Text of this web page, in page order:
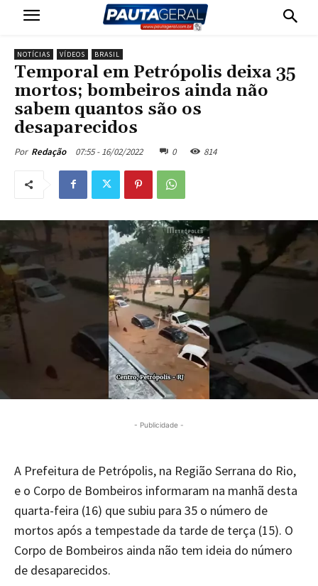
NOTÍCIAS VÍDEOS BRASIL
Temporal em Petrópolis deixa 35
mortos; bombeiros ainda não
sabem quantos são os
desaparecidos
Por Redação 07:55 - 16/02/2022 0 814
- Publicidade -
A Prefeitura de Petrópolis, na Região Serrana do Rio,
e o Corpo de Bombeiros informaram na manhã desta
quarta-feira (16) que subiu para 35 o número de
mortos após a tempestade da tarde de terça (15). O
Corpo de Bombeiros ainda não tem ideia do número
de desaparecidos.